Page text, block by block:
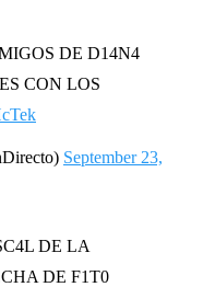
DE D14N4
CON LOS
September 23,
DE LA
DE F1T0